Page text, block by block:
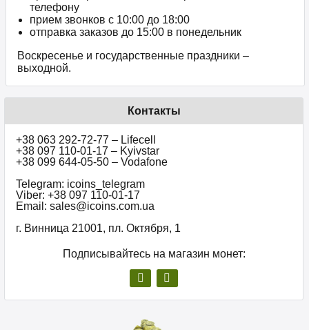
телефону
прием звонков c 10:00 до 18:00
отправка заказов до 15:00 в понедельник
Воскресенье и государственные праздники –
выходной.
Контакты
+38 063 292-72-77 – Lifecell
+38 097 110-01-17 – Kyivstar
+38 099 644-05-50 – Vodafone
Telegram: icoins_telegram
Viber: +38 097 110-01-17
Email: sales@icoins.com.ua
г. Винница 21001, пл. Октября, 1
Подписывайтесь на магазин монет: